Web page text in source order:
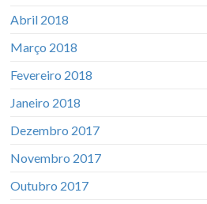
Abril 2018
Março 2018
Fevereiro 2018
Janeiro 2018
Dezembro 2017
Novembro 2017
Outubro 2017